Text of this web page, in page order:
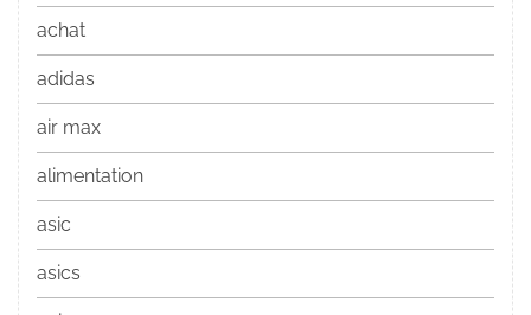
achat
adidas
air max
alimentation
asic
asics